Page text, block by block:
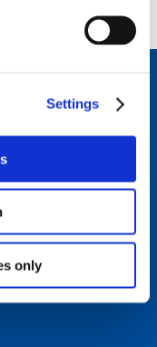
Settings
only
sempre
nostro team.